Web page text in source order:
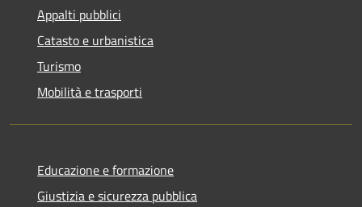
Appalti pubblici
Catasto e urbanistica
Turismo
Mobilità e trasporti
Educazione e formazione
Giustizia e sicurezza pubblica